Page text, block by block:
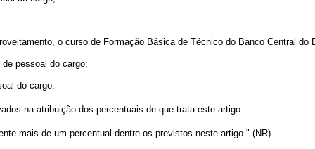
o curso de Formação Básica de Técnico do Banco Central do
pessoal do cargo;
do cargo.
na atribuição dos percentuais de que trata este artigo.
mais de um percentual dentre os previstos neste artigo." (NR)